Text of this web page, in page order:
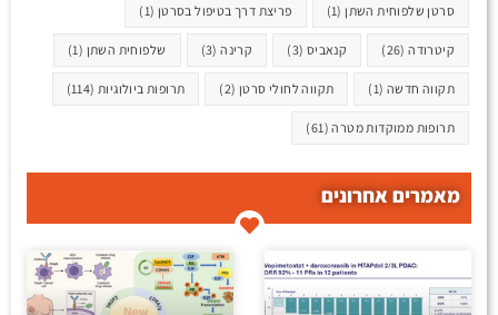
סרטן שלפוחית השתן(1) פריצת דרך בטיפול בסרטן (1)
קיטרודה(26) קנאביס (3) קרינה(3) שלפוחית השתן (1)
תקווה חדשה (1) תקווה לחולי סרטן (2) תרופות ביולוגיות (114)
תרופות ממוקדות מטרה(61)
מאמרים אחרונים